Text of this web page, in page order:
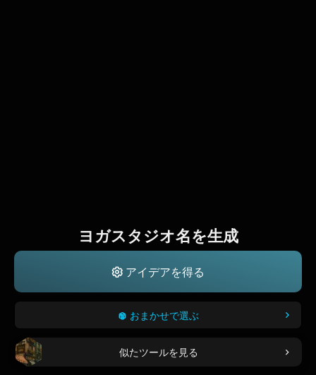
ヨガスタジオ名を生成
アイデアを得る
おまかせで選ぶ
似たツールを見る